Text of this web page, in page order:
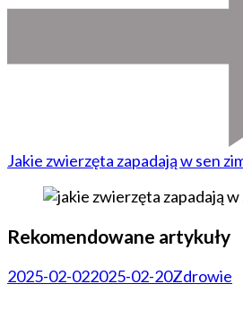
Jakie zwierzęta zapadają w sen
Rekomendowane artykuły
2025-02-022025-02-20Zdrowie